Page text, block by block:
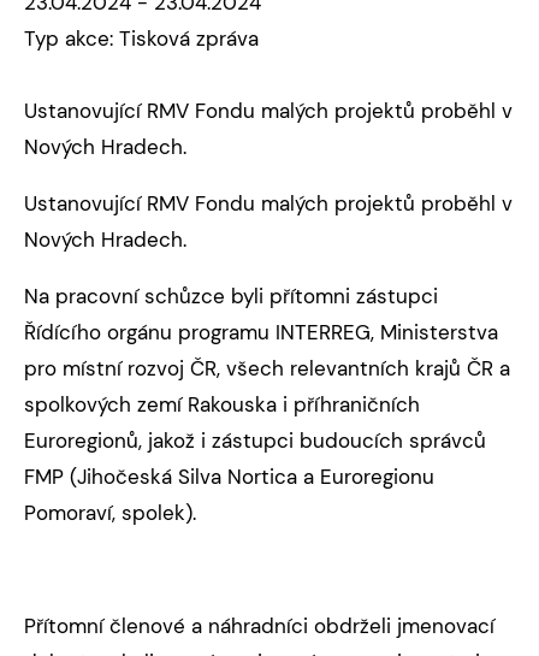
Typ akce: Tisková zpráva
Ustanovující RMV Fondu malých projektů proběhl v
Nových Hradech.
Ustanovující RMV Fondu malých projektů proběhl v
Nových Hradech.
Na pracovní schůzce byli přítomni zástupci
Řídícího orgánu programu INTERREG, Ministerstva
pro místní rozvoj ČR, všech relevantních krajů ČR a
spolkových zemí Rakouska i příhraničních
Euroregionů, jakož i zástupci budoucích správců
FMP (Jihočeská Silva Nortica a Euroregionu
Pomoraví, spolek).
Přítomní členové a náhradníci obdrželi jmenovací